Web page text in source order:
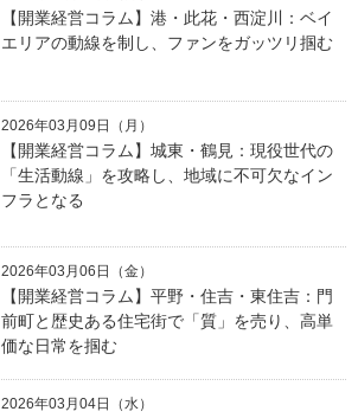
【開業経営コラム】港・此花・西淀川：ベイ
エリアの動線を制し、ファンをガッツリ掴む
2026年03月09日（月）
【開業経営コラム】城東・鶴見：現役世代の
「生活動線」を攻略し、地域に不可欠なイン
フラとなる
2026年03月06日（金）
【開業経営コラム】平野・住吉・東住吉：門
前町と歴史ある住宅街で「質」を売り、高単
価な日常を掴む
2026年03月04日（水）